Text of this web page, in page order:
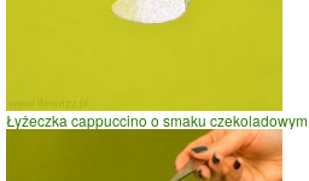
Łyżeczka cappuccino o smaku czekoladowym